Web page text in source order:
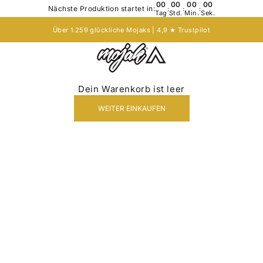
Nächste Produktion startet in:00
Tag
: 00
Std.
: 00
Min.
: 00
Sek.
Über 1.259 glückliche Mojaks | 4,9 ★ Trustpilot
Mojak - Hats to roam!
Dein Warenkorb ist leer
WEITER EINKAUFEN